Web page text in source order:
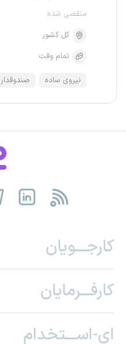
منقضی شده
کل کشور
تمام وقت
نیروی ساده صندوقدار
کارجـــویان
کارفـــرمایان
ای-اســـتخدام